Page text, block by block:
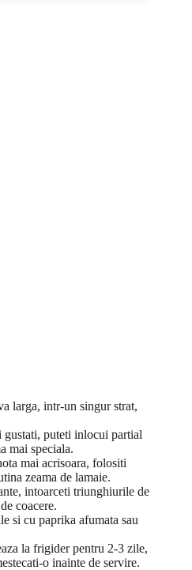
larga, intr-un singur strat,
gustati, puteti inlocui partial
mai speciala.
mai acrisoara, folositi
zeama de lamaie.
intoarceti triunghiurile de
coacere.
si cu paprika afumata sau
la frigider pentru 2-3 zile,
o inainte de servire.